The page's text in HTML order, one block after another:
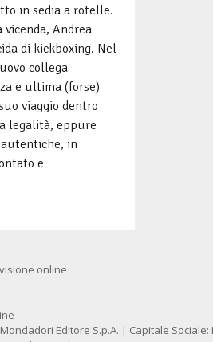
in sedia a rotelle.
Andrea
di kickboxing. Nel
collega
e ultima (forse)
viaggio dentro
legalità, eppure
in
e
online
Editore S.p.A. | Capitale Sociale: